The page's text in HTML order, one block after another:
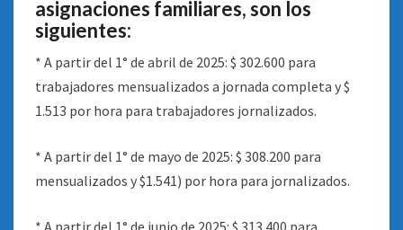
asignaciones familiares, son los
siguientes:
* A partir del 1° de abril de 2025: $ 302.600 para
trabajadores mensualizados a jornada completa y $
1.513 por hora para trabajadores jornalizados.
* A partir del 1° de mayo de 2025: $ 308.200 para
mensualizados y $1.541) por hora para jornalizados.
* A partir del 1° de junio de 2025: $ 313.400 para